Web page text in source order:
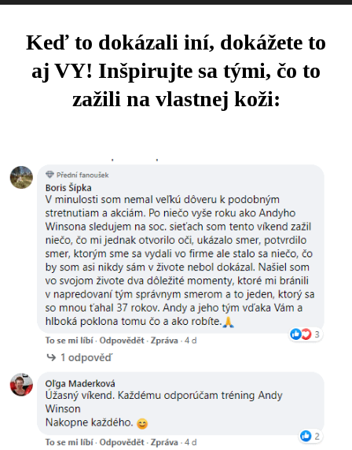
Keď to dokázali iní, dokážete to
aj VY! Inšpirujte sa tými, čo to
zažili na vlastnej koži: